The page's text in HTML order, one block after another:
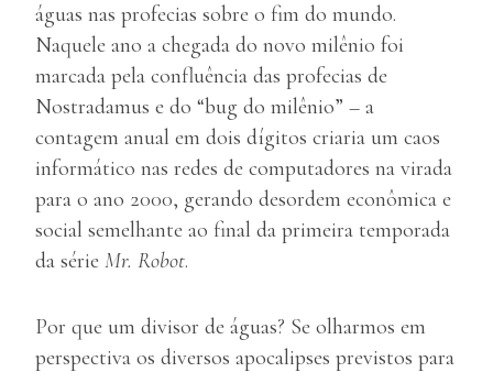
águas nas profecias sobre o fim do mundo.
Naquele ano a chegada do novo milênio foi
marcada pela confluência das profecias de
Nostradamus e do “bug do milênio” – a
contagem anual em dois dígitos criaria um caos
informático nas redes de computadores na virada
para o ano 2000, gerando desordem econômica e
social semelhante ao final da primeira temporada
da série Mr. Robot.
Por que um divisor de águas? Se olharmos em
perspectiva os diversos apocalipses previstos para